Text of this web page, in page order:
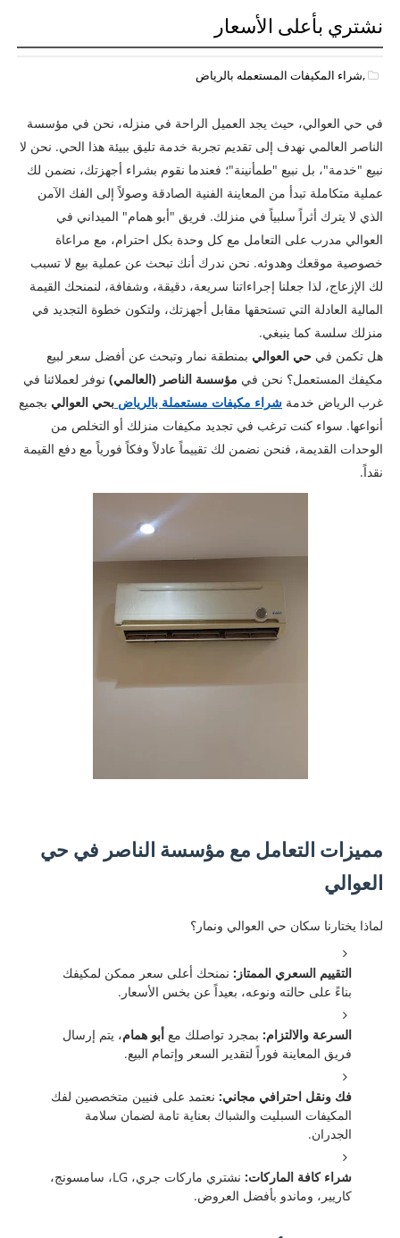
نشتري بأعلى الأسعار
,شراء المكيفات المستعمله بالرياض
في حي العوالي، حيث يجد العميل الراحة في منزله، نحن في مؤسسة
الناصر العالمي نهدف إلى تقديم تجربة خدمة تليق ببيئة هذا الحي. نحن لا
نبيع "خدمة"، بل نبيع "طمأنينة"؛ فعندما نقوم بشراء أجهزتك، نضمن لك
عملية متكاملة تبدأ من المعاينة الفنية الصادقة وصولاً إلى الفك الآمن
الذي لا يترك أثراً سلبياً في منزلك. فريق "أبو همام" الميداني في
العوالي مدرب على التعامل مع كل وحدة بكل احترام، مع مراعاة
خصوصية موقعك وهدوئه. نحن ندرك أنك تبحث عن عملية بيع لا تسبب
لك الإزعاج، لذا جعلنا إجراءاتنا سريعة، دقيقة، وشفافة، لنمنحك القيمة
المالية العادلة التي تستحقها مقابل أجهزتك، ولتكون خطوة التجديد في
منزلك سلسة كما ينبغي.
هل تكمن في حي العوالي بمنطقة نمار وتبحث عن أفضل سعر لبيع
مكيفك المستعمل؟ نحن في مؤسسة الناصر (العالمي)نوفر لعملائنا في
غرب الرياض خدمة شراء مكيفات مستعملة بالرياض بحي العوالي بجميع
أنواعها. سواء كنت ترغب في تجديد مكيفات منزلك أو التخلص من
الوحدات القديمة، فنحن نضمن لك تقييماً عادلاً وفكاً فورياً مع دفع القيمة
نقداً.
مميزات التعامل مع مؤسسة الناصر في حي
العوالي
لماذا يختارنا سكان حي العوالي ونمار؟
التقييم السعري الممتاز:نمنحك أعلى سعر ممكن لمكيفك
بناءً على حالته ونوعه، بعيداً عن بخس الأسعار.
السرعة والالتزام:بمجرد تواصلك مع أبو همام، يتم إرسال
فريق المعاينة فوراً لتقدير السعر وإتمام البيع.
فك ونقل احترافي مجاني:نعتمد على فنيين متخصصين لفك
المكيفات السبليت والشباك بعناية تامة لضمان سلامة
الجدران.
شراء كافة الماركات:
نشتري ماركات جري، LG، سامسونج،
كاريير، وماندو بأفضل العروض.